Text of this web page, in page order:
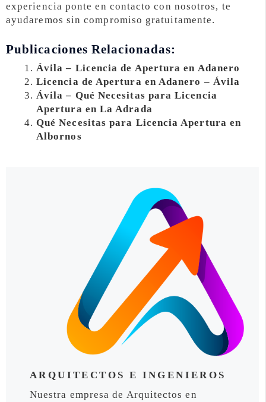
experiencia ponte en contacto con nosotros, te
ayudaremos sin compromiso gratuitamente.
Publicaciones Relacionadas:
Ávila – Licencia de Apertura en Adanero
Licencia de Apertura en Adanero – Ávila
Ávila – Qué Necesitas para Licencia
Apertura en La Adrada
Qué Necesitas para Licencia Apertura en
Albornos
ARQUITECTOS E INGENIEROS
Nuestra empresa de Arquitectos en